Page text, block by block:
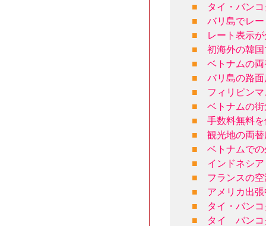
■
タイ・バン
■
バリ島でレ
■
レート表示
■
初海外の韓
■
ベトナムの
■
バリ島の路
■
フィリピン
■
ベトナムの
■
手数料無料
■
観光地の両
■
ベトナムで
■
インドネシ
■
フランスの
■
アメリカ出
■
タイ・バン
■
タイ バンコ